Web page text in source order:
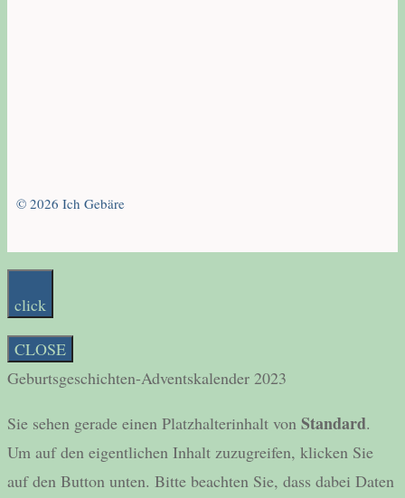
© 2026 Ich Gebäre
click
CLOSE
Geburtsgeschichten-Adventskalender 2023
Sie sehen gerade einen Platzhalterinhalt von Standard.
Um auf den eigentlichen Inhalt zuzugreifen, klicken Sie
auf den Button unten. Bitte beachten Sie, dass dabei Daten